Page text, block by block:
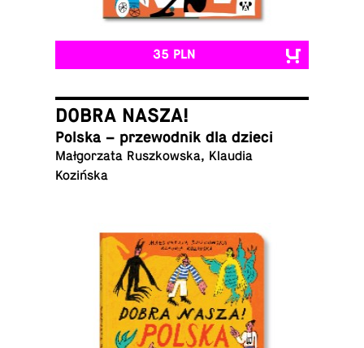
35 PLN
DOBRA NASZA!
Polska – prze­wod­nik dla dzieci
Mał­go­rza­ta Rusz­kow­ska, Klaudia
Kozińska